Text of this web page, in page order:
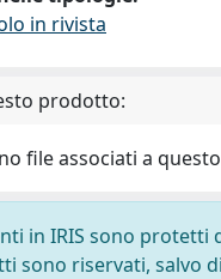
in rivista
prodotto:
file associati a
in IRIS sono protetti
sono riservati, salvo